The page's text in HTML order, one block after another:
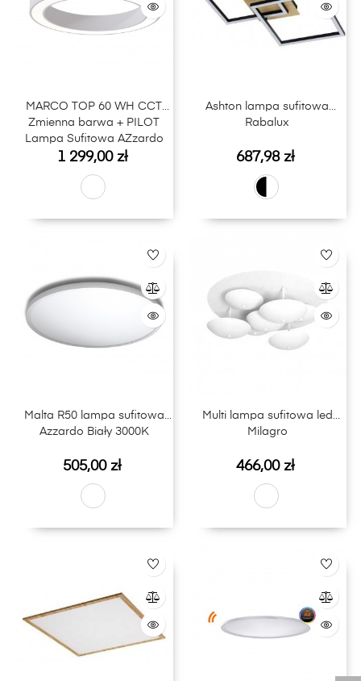
MARCO TOP 60 WH CCT
Zmienna barwa + PILOT
Lampa Sufitowa AZzardo
Biały / Biały
Cena
1 299,00 zł
Ashton lampa sufitowa
Rabalux
Cena
687,98 zł
Malta R50 lampa sufitowa
Azzardo Biały 3000K
Cena
505,00 zł
Multi lampa sufitowa led
Milagro
Cena
466,00 zł